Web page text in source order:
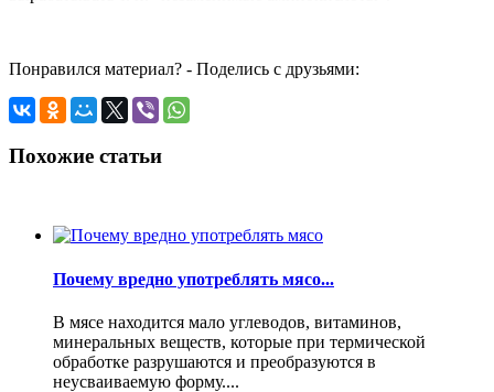
Понравился материал? - Поделись с друзьями:
Похожие статьи
Почему вредно употреблять мясо...
В мясе находится мало углеводов, витаминов,
минеральных веществ, которые при термической
обработке разрушаются и преобразуются в
неусваиваемую форму....